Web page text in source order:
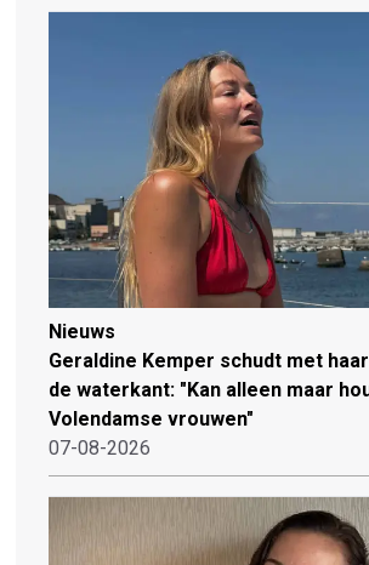
Nieuws
Geraldine Kemper schudt met
de waterkant: "Kan alleen maar
Volendamse vrouwen"
07-08-2026